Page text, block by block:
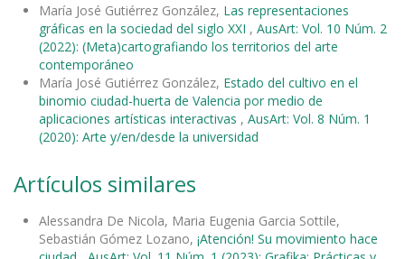
María José Gutiérrez González, Las representaciones
gráficas en la sociedad del siglo XXI , AusArt: Vol. 10 Núm. 2
(2022): (Meta)cartografiando los territorios del arte
contemporáneo
María José Gutiérrez González, Estado del cultivo en el
binomio ciudad-huerta de Valencia por medio de
aplicaciones artísticas interactivas , AusArt: Vol. 8 Núm. 1
(2020): Arte y/en/desde la universidad
Artículos similares
Alessandra De Nicola, Maria Eugenia Garcia Sottile,
Sebastián Gómez Lozano, ¡Atención! Su movimiento hace